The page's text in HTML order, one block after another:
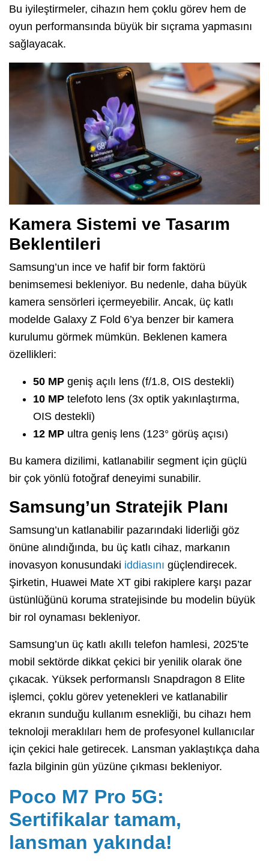
Bu iyileştirmeler, cihazın hem çoklu görev hem de
oyun performansında büyük bir sıçrama yapmasını
sağlayacak.
Kamera Sistemi ve Tasarım
Beklentileri
Samsung’un ince ve hafif bir form faktörü
benimsemesi bekleniyor. Bu nedenle, daha büyük
kamera sensörleri içermeyebilir. Ancak, üç katlı
modelde Galaxy Z Fold 6’ya benzer bir kamera
kurulumu görmek mümkün. Beklenen kamera
özellikleri:
50 MP geniş açılı lens (f/1.8, OIS destekli)
10 MP telefoto lens (3x optik yakınlaştırma,
OIS destekli)
12 MP ultra geniş lens (123° görüş açısı)
Bu kamera dizilimi, katlanabilir segment için güçlü
bir çok yönlü fotoğraf deneyimi sunabilir.
Samsung’un Stratejik Planı
Samsung’un katlanabilir pazarındaki liderliği göz
önüne alındığında, bu üç katlı cihaz, markanın
inovasyon konusundaki iddiasını güçlendirecek.
Şirketin, Huawei Mate XT gibi rakiplere karşı pazar
üstünlüğünü koruma stratejisinde bu modelin büyük
bir rol oynaması bekleniyor.
Samsung’un üç katlı akıllı telefon hamlesi, 2025’te
mobil sektörde dikkat çekici bir yenilik olarak öne
çıkacak. Yüksek performanslı Snapdragon 8 Elite
işlemci, çoklu görev yetenekleri ve katlanabilir
ekranın sunduğu kullanım esnekliği, bu cihazı hem
teknoloji meraklıları hem de profesyonel kullanıcılar
için çekici hale getirecek. Lansman yaklaştıkça daha
fazla bilginin gün yüzüne çıkması bekleniyor.
Poco M7 Pro 5G:
Sertifikalar tamam,
lansman yakında!